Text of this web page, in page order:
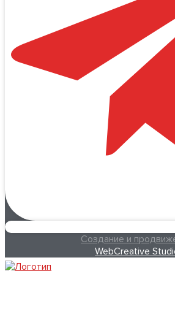
Создание и
WebCreative